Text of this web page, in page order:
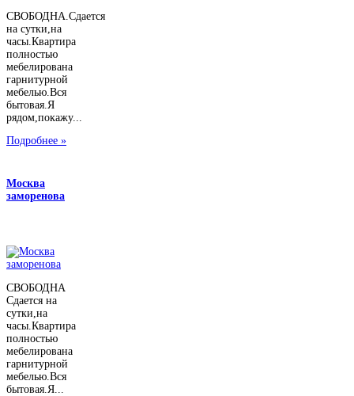
СВОБОДНА.Сдается
на сутки,на
часы.Квартира
полностью
мебелирована
гарнитурной
мебелью.Вся
бытовая.Я
рядом,покажу...
Подробнее »
Москва
заморенова
СВОБОДНА
Сдается на
сутки,на
часы.Квартира
полностью
мебелирована
гарнитурной
мебелью.Вся
бытовая.Я...